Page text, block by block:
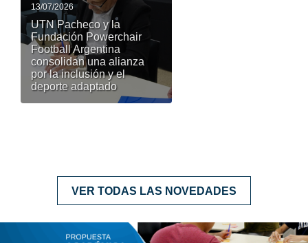
13/07/2026
UTN Pacheco y la
Fundación Powerchair
Football Argentina
consolidan una alianza
por la inclusión y el
deporte adaptado
VER TODAS LAS NOVEDADES